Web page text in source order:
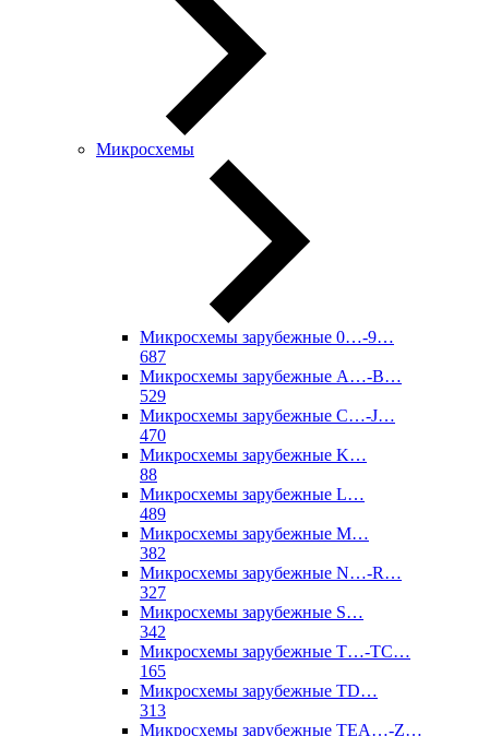
Микросхемы
Микросхемы зарубежные 0…-9…
687
Микросхемы зарубежные A…-B…
529
Микросхемы зарубежные C…-J…
470
Микросхемы зарубежные K…
88
Микросхемы зарубежные L…
489
Микросхемы зарубежные M…
382
Микросхемы зарубежные N…-R…
327
Микросхемы зарубежные S…
342
Микросхемы зарубежные T…-TC…
165
Микросхемы зарубежные TD…
313
Микросхемы зарубежные TEA…-Z…